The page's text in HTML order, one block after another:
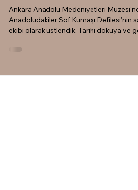
Ankara Anadolu Medeniyetleri
Anadoludakiler Sof Kumaşı Defilesi'nin
ekibi olarak üstlendik. Tarihi dokuya ve